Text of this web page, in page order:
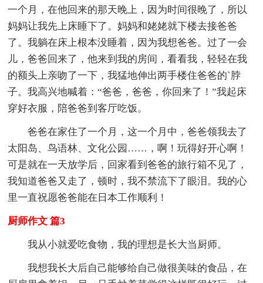
一个月，在他回来的那天晚上，因为时间很晚了，所以
妈妈让我先上床睡下了。妈妈和姥姥就下楼去接爸爸
了。我躺在床上根本没睡着，因为我想爸爸。过了一会
儿，爸爸回来了，他来到我的房间，看看我，轻轻在我
的额头上亲吻了一下，我猛地伸出两手楼住爸爸的`脖
子。我高兴地喊着：“爸爸，爸爸，你回来了！”我起床
穿好衣服，陪爸爸到客厅吃饭。
爸爸在家住了一个月，这一个月中，爸爸领我去了
太阳岛、鸟语林、文化公园……，啊！玩得好开心啊！
可是就在一天放学后，回家看到爸爸的旅行箱不见了，
我知道爸爸又走了，顿时，我不禁流下了眼泪。我的心
里一直祝愿爸爸能在日本工作顺利！
厨师作文 篇3
我从小就爱吃食物，我的理想是长大当厨师。
我想我长大后自己能够给自己做很美味的食品，在